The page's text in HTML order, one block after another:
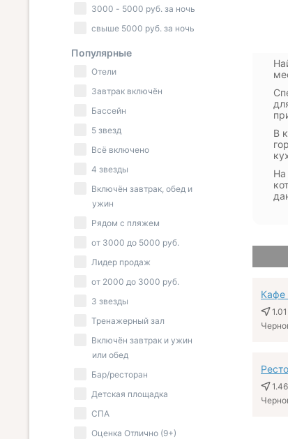
В
На
Кафе
3000 - 5000 руб. за ночь
свыше 5000 руб. за ночь
Популярные
Отели
Завтрак включён
Бассейн
5 звезд
Всё включено
4 звезды
Включён завтрак, обед и
ужин
Рядом с пляжем
от 3000 до 5000 руб.
Лидер продаж
от 2000 до 3000 руб.
3 звезды
Тренажерный зал
Включён завтрак и ужин
или обед
Бар/ресторан
Детская площадка
СПА
Оценка Отлично (9+)